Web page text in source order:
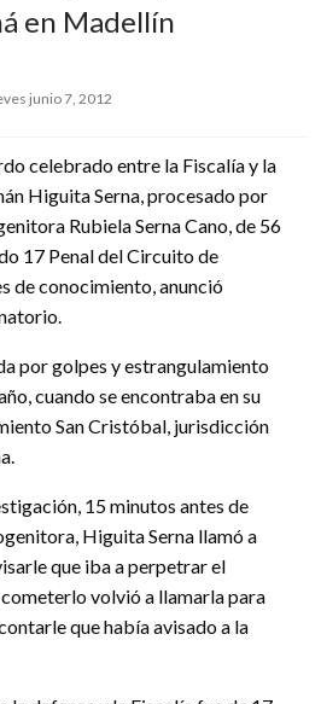
en Madellín
junio 7, 2012
celebrado entre la Fiscalía y la
Higuita Serna, procesado por
Rubiela Serna Cano, de 56
17 Penal del Circuito de
de conocimiento, anunció
por golpes y estrangulamiento
cuando se encontraba en su
San Cristóbal, jurisdicción
15 minutos antes de
Higuita Serna llamó a
que iba a perpetrar el
volvió a llamarla para
que había avisado a la